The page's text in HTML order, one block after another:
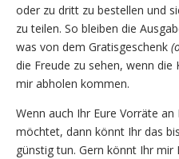
oder zu dritt zu bestellen und
zu teilen. So bleiben die
was von dem Gratisgeschenk
die Freude zu sehen, wenn die
mir abholen kommen.
Wenn auch Ihr Eure Vorräte
möchtet, dann könnt Ihr das
günstig tun. Gern könnt Ihr mir